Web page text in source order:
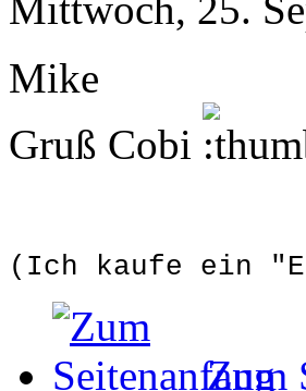
Mike
Gruß Cobi
(Ich kaufe ein
Zum